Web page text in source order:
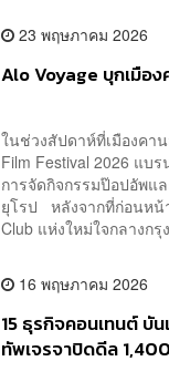
23 พฤษภาคม 2026
Alo Voyage บุกเมือ
ในช่วงสัปดาห์ที่เมืองคา
Film Festival 2026 แบร
การจัดกิจกรรมป๊อปอัพแ
ยุโรป หลังจากที่ก่อนหน้
Club แห่งใหม่ใจกลางกรุ
16 พฤษภาคม 2026
15 ธุรกิจคอนเทนต์ บั
ทัพเจรจาปิดดีล